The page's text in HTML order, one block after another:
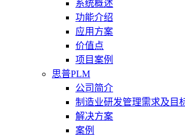
系统概述
功能介绍
应用方案
价值点
项目案例
思普PLM
公司简介
制造业研发管理需求及目
解决方案
案例